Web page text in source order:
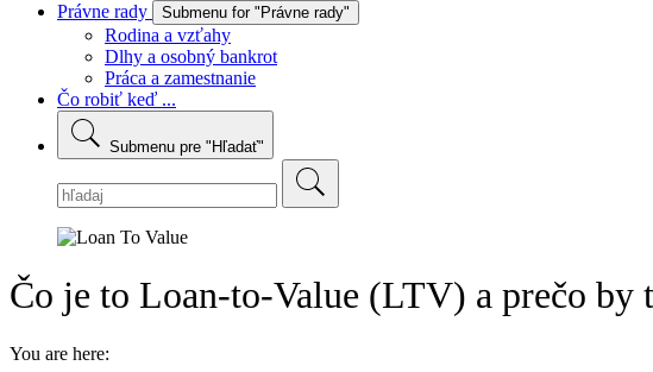
Právne rady
Submenu for "Právne rady"
Rodina a vzťahy
Dlhy a osobný bankrot
Práca a zamestnanie
Čo robiť keď ...
Submenu pre "Hľadať"
Čo je to Loan-to-Value (LTV) a prečo by
You are here: